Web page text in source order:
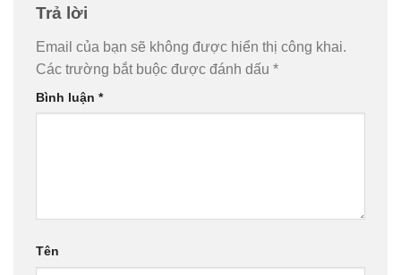
Trả lời
Email của bạn sẽ không được hiển thị công khai.
Các trường bắt buộc được đánh dấu *
Bình luận *
Tên